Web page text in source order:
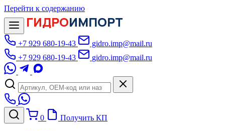
Перейти к содержанию
ГИДРОИМПОРТ
+7 929 680-19-43
gidro.imp@mail.ru
+7 929 680-19-43
gidro.imp@mail.ru
0 Получить КП